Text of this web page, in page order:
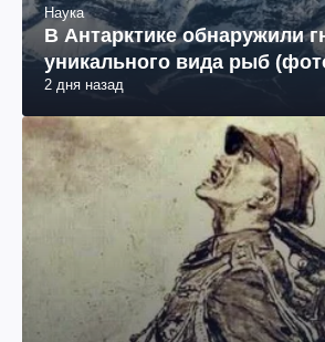
Наука
В Антарктике обнаружили
уникального вида рыб
2 дня назад